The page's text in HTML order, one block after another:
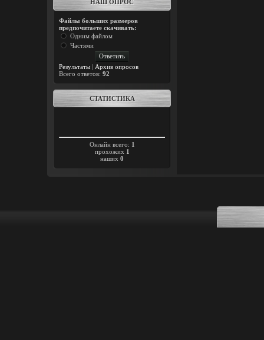
НАШ ОПРОС
Файлы больших размеров
предпочитаете скачивать:
Одним файлом
Частями
Результаты | Архив опросов
Всего ответов: 92
СТАТИСТИКА
Онлайн всего: 1
прохожих 1
наших 0